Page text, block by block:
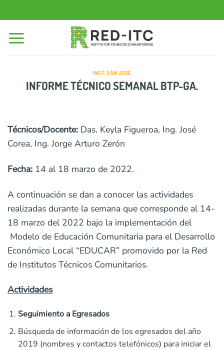
al
contenido
INST. SAN JOSÉ
INFORME TÉCNICO SEMANAL BTP-GA.
Técnicos/Docente: Das. Keyla Figueroa, Ing. José
Corea, Ing. Jorge Arturo Zerón
Fecha: 14 al 18 marzo de 2022.
A continuación se dan a conocer las actividades
realizadas durante la semana que corresponde al 14-
18 marzo del 2022 bajo la implementación del
Modelo de Educación Comunitaria para el Desarrollo
Económico Local “EDUCAR” promovido por la Red
de Institutos Técnicos Comunitarios.
Actividades
Seguimiento a Egresados
Búsqueda de información de los egresados del año
2019 (nombres y contactos telefónicos) para iniciar el